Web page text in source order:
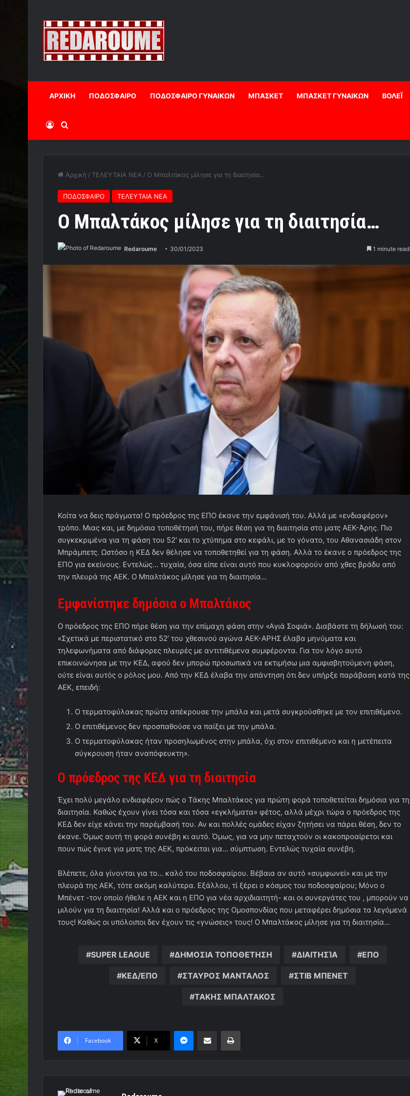
ΑΡΧΙΚΗ ΠΟΔΟΣΦΑΙΡΟ ΠΟΔΟΣΦΑΙΡΟ ΓΥΝΑΙΚΩΝ ΜΠΑΣΚΕΤ ΜΠΑΣΚΕΤ ΓΥΝΑΙΚΩΝ ΒΟΛΕΪ
Log InΑναζήτηση
Αρχική / ΤΕΛΕΥΤΑΙΑ ΝΕΑ / Ο Μπαλτάκος μίλησε για τη διαιτησία…
ΠΟΔΟΣΦΑΙΡΟ ΤΕΛΕΥΤΑΙΑ ΝΕΑ
Ο Μπαλτάκος μίλησε για τη διαιτησία…
Redaroume 30/01/2023 1 minute read
Κοίτα να δεις πράγματα! Ο πρόεδρος της ΕΠΟ έκανε την εμφάνισή του. Αλλά με «ενδιαφέρον»
τρόπο. Μιας και, με δημόσια τοποθέτησή του, πήρε θέση για τη διαιτησία στο ματς ΑΕΚ-Άρης. Πιο
συγκεκριμένα για τη φάση του 52′ και το χτύπημα στο κεφάλι, με το γόνατο, του Αθανασιάδη στον
Μπράμπετς. Ωστόσο η ΚΕΔ δεν θέλησε να τοποθετηθεί για τη φάση. Αλλά το έκανε ο πρόεδρος της
ΕΠΟ για εκείνους. Εντελώς… τυχαία, όσα είπε είναι αυτό που κυκλοφορούν από χθες βράδυ από
την πλευρά της ΑΕΚ. Ο Μπαλτάκος μίλησε για τη διαιτησία…
Εμφανίστηκε δημόσια ο Μπαλτάκος
Ο πρόεδρος της ΕΠΟ πήρε θέση για την επίμαχη φάση στην «Αγιά Σοφιά». Διαβάστε τη δήλωσή του:
«Σχετικά με περιστατικό στο 52’ του χθεσινού αγώνα ΑΕΚ-ΑΡΗΣ έλαβα μηνύματα και
τηλεφωνήματα από διάφορες πλευρές με αντιτιθέμενα συμφέροντα. Για τον λόγο αυτό
επικοινώνησα με την ΚΕΔ, αφού δεν μπορώ προσωπικά να εκτιμήσω μια αμφισβητούμενη φάση,
ούτε είναι αυτός ο ρόλος μου. Από την ΚΕΔ έλαβα την απάντηση ότι δεν υπήρξε παράβαση κατά της
ΑΕΚ, επειδή:
Ο τερματοφύλακας πρώτα απέκρουσε την μπάλα και μετά συγκρούσθηκε με τον επιτιθέμενο.
Ο επιτιθέμενος δεν προσπαθούσε να παίξει με την μπάλα.
Ο τερματοφύλακας ήταν προσηλωμένος στην μπάλα, όχι στον επιτιθέμενο και η μετέπειτα
σύγκρουση ήταν αναπόφευκτη».
Ο πρόεδρος της ΚΕΔ για τη διαιτησία
Έχει πολύ μεγάλο ενδιαφέρον πώς ο Τάκης Μπαλτάκος για πρώτη φορά τοποθετείται δημόσια για τη
διαιτησία. Καθώς έχουν γίνει τόσα και τόσα «εγκλήματα» φέτος, αλλά μέχρι τώρα ο πρόεδρος της
ΚΕΔ δεν είχε κάνει την παρέμβασή του. Αν και πολλές ομάδες είχαν ζητήσει να πάρει θέση, δεν το
έκανε. Όμως αυτή τη φορά συνέβη κι αυτό. Όμως, για να μην πεταχτούν οι κακοπροαίρετοι και
πουν πώς έγινε για ματς της ΑΕΚ, πρόκειται για… σύμπτωση. Εντελώς τυχαία συνέβη.
Βλέπετε, όλα γίνονται για το… καλό του ποδοσφαίρου. Βέβαια αν αυτό «συμφωνεί» και με την
πλευρά της ΑΕΚ, τότε ακόμη καλύτερα. Εξάλλου, τί ξέρει ο κόσμος του ποδοσφαίρου; Μόνο ο
Μπένετ -τον οποίο ήθελε η ΑΕΚ και η ΕΠΟ για νέα αρχιδιαιτητή- και οι συνεργάτες του , μπορούν να
μιλούν για τη διαιτησία! Αλλά και ο πρόεδρος της Ομοσπονδίας που μεταφέρει δημόσια τα λεγόμενά
τους! Καθώς οι υπόλοιποι δεν έχουν τις «γνώσεις» τους! Ο Μπαλτάκος μίλησε για τη διαιτησία…
SUPER LEAGUE ΔΗΜΟΣΙΑ ΤΟΠΟΘΕΤΗΣΗ ΔΙΑΙΤΗΣΊΑ ΕΠΟ
ΚΕΔ/ΕΠΟ ΣΤΑΥΡΟΣ ΜΑΝΤΑΛΟΣ ΣΤΙΒ ΜΠΕΝΕΤ
ΤΑΚΗΣ ΜΠΑΛΤΑΚΟΣ
Facebook X
MessengerΚοινοποίηση μέσω ηλεκτρονικού ταχυδρομείουΕκτύπωση